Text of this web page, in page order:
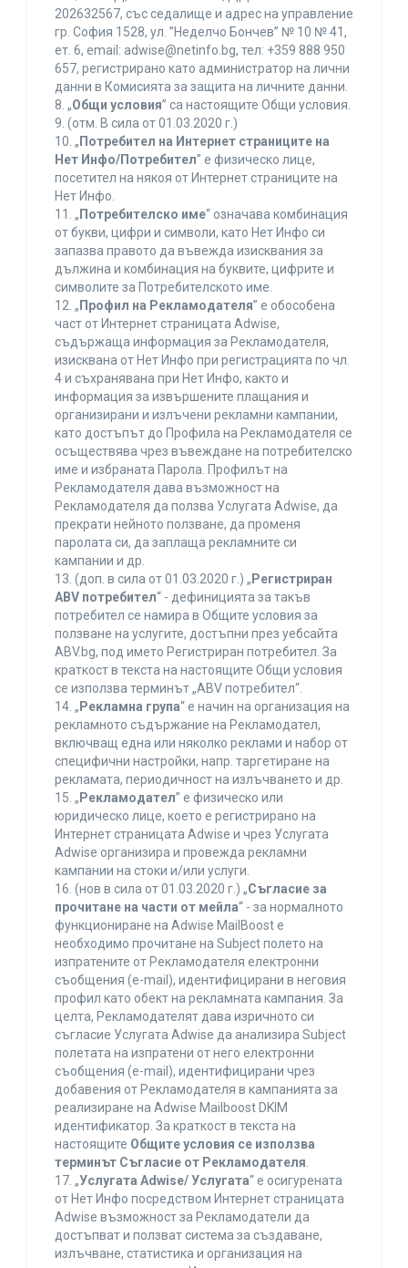
202632567, със седалище и адрес на управление
гр. София 1528, ул. ”Неделчо Бончев” № 10 № 41,
ет. 6, еmail: adwise@netinfo.bg, тел: +359 888 950
657, регистрирано като администратор на лични
данни в Комисията за защита на личните данни.
8. „Общи условия” са настоящите Общи условия.
9. (отм. В сила от 01.03.2020 г.)
10. „ Потребител на Интернет страниците на
Нет Инфо/Потребител” е физическо лице,
посетител на някоя от Интернет страниците на
Нет Инфо.
11. „ Потребителско име“ означава комбинация
от букви, цифри и символи, като Нет Инфо си
запазва правото да въвежда изисквания за
дължина и комбинация на буквите, цифрите и
символите за Потребителското име.
12. „ Профил на Рекламодателя” е обособена
част от Интернет страницата Adwise,
съдържаща информация за Рекламодателя,
изисквана от Нет Инфо при регистрацията по чл.
4 и съхранявана при Нет Инфо, както и
информация за извършените плащания и
организирани и излъчени рекламни кампании,
като достъпът до Профила на Рекламодателя се
осъществява чрез въвеждане на потребителско
име и избраната Парола. Профилът на
Рекламодателя дава възможност на
Рекламодателя да ползва Услугата Adwise, да
прекрати нейното ползване, да променя
паролата си, да заплаща рекламните си
кампании и др.
13. (доп. в сила от 01.03.2020 г.) „ Регистриран
ABV потребител“ - дефиницията за такъв
потребител се намира в Общите условия за
ползване на услугите, достъпни през уебсайта
ABV.bg, под името Регистриран потребител. За
краткост в текста на настоящите Общи условия
се използва терминът „ABV потребител“.
14. „ Рекламна група“ е начин на организация на
рекламното съдържание на Рекламодател,
включващ една или няколко реклами и набор от
специфични настройки, напр. таргетиране на
рекламата, периодичност на излъчването и др.
15. „ Рекламодател” е физическо или
юридическо лице, което е регистрирано на
Интернет страницата Adwise и чрез Услугата
Adwise организира и провежда рекламни
кампании на стоки и/или услуги.
16. (нов в сила от 01.03.2020 г.) „Съгласие за
прочитане на части от мейла“ - за нормалното
функциониране на Adwise MailBoost е
необходимо прочитане на Subject полето на
изпратените от Рекламодателя електронни
съобщения (e-mail), идентифицирани в неговия
профил като обект на рекламната кампания. За
целта, Рекламодателят дава изричното си
съгласие Услугата Adwise да анализира Subject
полетата на изпратени от него електронни
съобщения (e-mail), идентифицирани чрез
добавения от Рекламодателя в кампанията за
реализиране на Adwise Mailboost DKIM
идентификатор. За краткост в текста на
настоящите Общите условия се използва
терминът Съгласие от Рекламодателя.
17. „Услугата Adwise/ Услугата“ е осигурената
от Нет Инфо посредством Интернет страницата
Adwise възможност за Рекламодатели да
достъпват и ползват система за създаване,
излъчване, статистика и организация на